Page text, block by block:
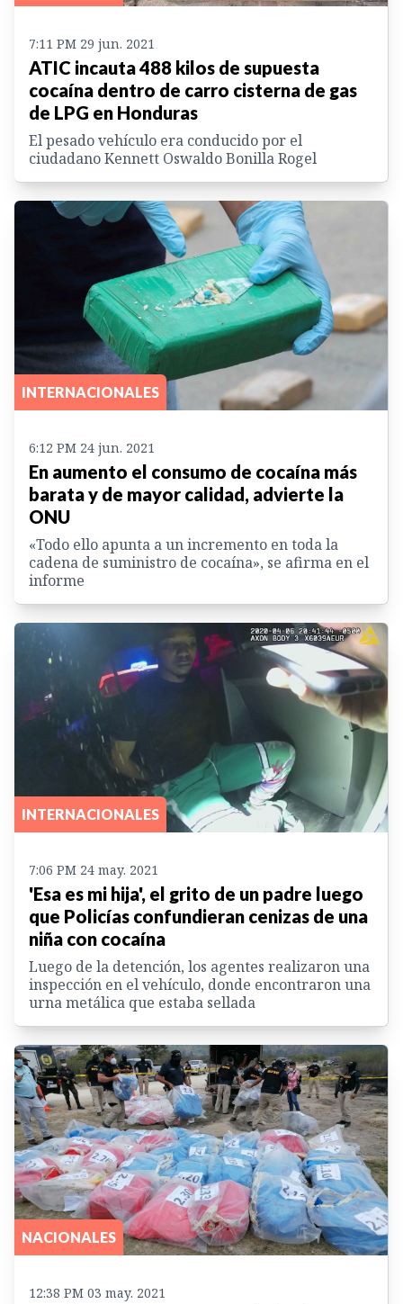
7:11 PM 29 jun. 2021
ATIC incauta 488 kilos de supuesta
cocaína dentro de carro cisterna de gas
de LPG en Honduras
El pesado vehículo era conducido por el
ciudadano Kennett Oswaldo Bonilla Rogel
INTERNACIONALES
6:12 PM 24 jun. 2021
En aumento el consumo de cocaína más
barata y de mayor calidad, advierte la
ONU
«Todo ello apunta a un incremento en toda la
cadena de suministro de cocaína», se afirma en el
informe
INTERNACIONALES
7:06 PM 24 may. 2021
'Esa es mi hija', el grito de un padre luego
que Policías confundieran cenizas de una
niña con cocaína
Luego de la detención, los agentes realizaron una
inspección en el vehículo, donde encontraron una
urna metálica que estaba sellada
NACIONALES
12:38 PM 03 may. 2021